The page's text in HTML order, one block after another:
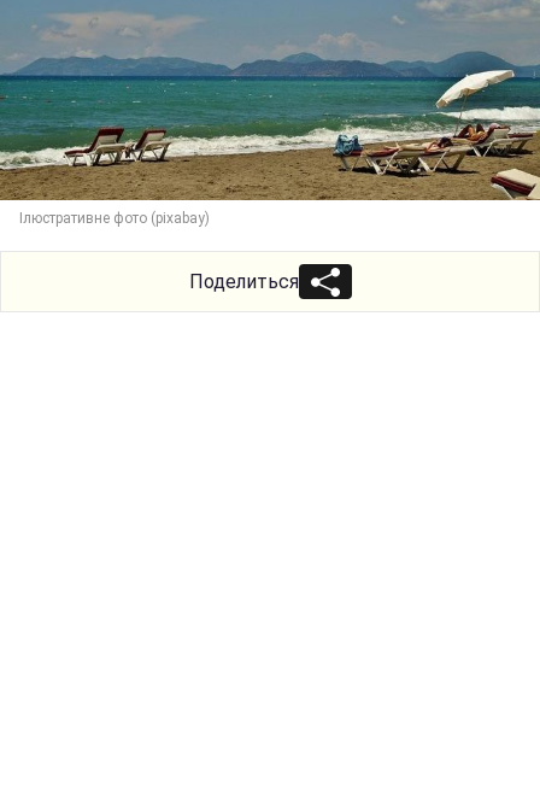
Ілюстративне фото (pixabay)
Поделиться